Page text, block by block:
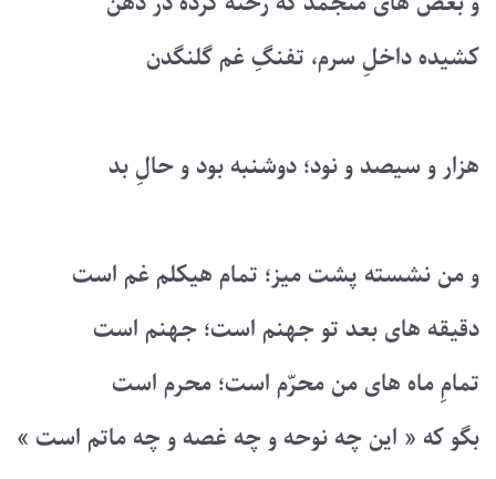
کشیده داخلِ سرم، تفنگِ غم گلنگدن
هزار و سیصد و نود؛ دوشنبه بود و حالِ بد
و من نشسته پشت میز؛ تمام هیکلم غم است
دقیقه های بعد تو جهنم است؛ جهنم است
تمامِ ماه های من محرّم است؛ محرم است
بگو که « این چه نوحه و چه غصه و چه ماتم است »